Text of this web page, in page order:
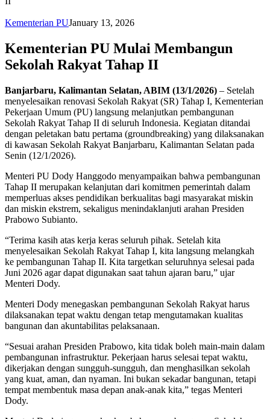
Kementerian PUJanuary 13, 2026
Kementerian PU Mulai Membangun
Sekolah Rakyat Tahap II
Banjarbaru, Kalimantan Selatan, ABIM (13/1/2026) – Setelah
menyelesaikan renovasi Sekolah Rakyat (SR) Tahap I, Kementerian
Pekerjaan Umum (PU) langsung melanjutkan pembangunan
Sekolah Rakyat Tahap II di seluruh Indonesia. Kegiatan ditandai
dengan peletakan batu pertama (groundbreaking) yang dilaksanakan
di kawasan Sekolah Rakyat Banjarbaru, Kalimantan Selatan pada
Senin (12/1/2026).
Menteri PU Dody Hanggodo menyampaikan bahwa pembangunan
Tahap II merupakan kelanjutan dari komitmen pemerintah dalam
memperluas akses pendidikan berkualitas bagi masyarakat miskin
dan miskin ekstrem, sekaligus menindaklanjuti arahan Presiden
Prabowo Subianto.
“Terima kasih atas kerja keras seluruh pihak. Setelah kita
menyelesaikan Sekolah Rakyat Tahap I, kita langsung melangkah
ke pembangunan Tahap II. Kita targetkan seluruhnya selesai pada
Juni 2026 agar dapat digunakan saat tahun ajaran baru,” ujar
Menteri Dody.
Menteri Dody menegaskan pembangunan Sekolah Rakyat harus
dilaksanakan tepat waktu dengan tetap mengutamakan kualitas
bangunan dan akuntabilitas pelaksanaan.
“Sesuai arahan Presiden Prabowo, kita tidak boleh main-main dalam
pembangunan infrastruktur. Pekerjaan harus selesai tepat waktu,
dikerjakan dengan sungguh-sungguh, dan menghasilkan sekolah
yang kuat, aman, dan nyaman. Ini bukan sekadar bangunan, tetapi
tempat membentuk masa depan anak-anak kita,” tegas Menteri
Dody.